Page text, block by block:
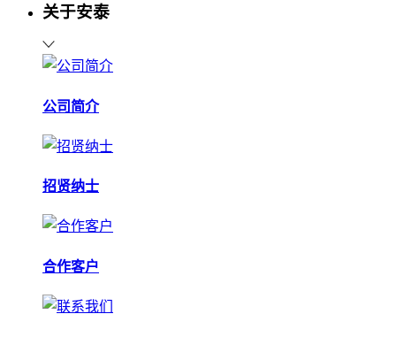
关于安泰
公司简介
招贤纳士
合作客户